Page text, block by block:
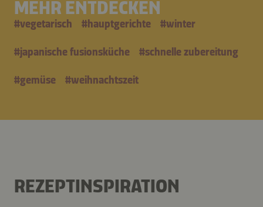
MEHR ENTDECKEN
#vegetarisch #hauptgerichte #winter
#japanische fusionsküche #schnelle zubereitung
#gemüse #weihnachtszeit
REZEPTINSPIRATION